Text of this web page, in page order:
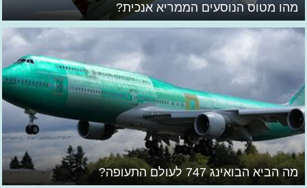
מהו מטוס הנוסעים הממריא אנכית?
מה הביא הבואינג 747 לעולם התעופה?